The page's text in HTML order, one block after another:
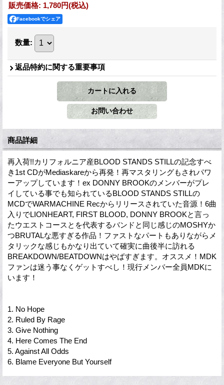
販売価格: 1,780円(税込)
Facebookでシェア
数量:
返品特約に関する重要事項
商品詳細
再入荷!!カリフォルニア産BLOOD STANDS STILLの記念すべ
き1st CDがMediaskareから再発！再マスタリングもされパワ
ーアップしています！ex DONNY BROOKのメンバーがプレ
イしている事でも知られているBLOOD STANDS STILLの
MCDでWARMACHINE Recからリリースされていた音源！6曲
入りでLIONHEART, FIRST BLOOD, DONNY BROOKと言っ
たウエストコースとを代表するバンドと同じ感じのMOSHYか
つBRUTALな悪すぎる作品！ファストなパートもありながらメ
タリックな感じもかなり出ていて確実に曲後半に訪れる
BREAKDOWN/BEATDOWNはやばすぎます。オススメ！MDK
ファンは迷う事なくゲットすべし！現行メンバー全員MDKに
います！
1. No Hope
2. Ruled By Rage
3. Give Nothing
4. Here Comes The End
5. Against All Odds
6. Blame Everyone But Yourself